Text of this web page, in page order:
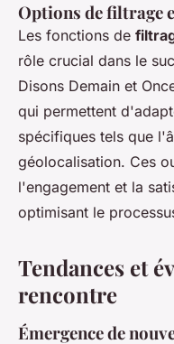
Options de filtrage
Les fonctions de
rôle crucial dans le
Disons Demain et
qui permettent
spécifiques tels que
géolocalisation. Ces
l'engagement et la
optimisant le
Tendances et
rencontre
Émergence de